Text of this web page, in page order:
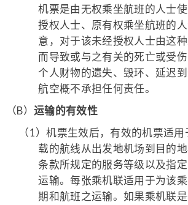
机票是由无权乘坐航班的人士
授权人士、原有权乘坐航班的
意，对于该未经授权人士由这
而导致或与之有关的死亡或受
个人财物的遗失、毁环、延迟
航空概不承担任何责任。
（B）运输的有效性
（1）机票生效后，有效的机票适
载的航线从出发地机场到目的
条款所规定的服务等级以及指
运输。每张乘机联适用于为该
期和航班之运输。如果乘机联